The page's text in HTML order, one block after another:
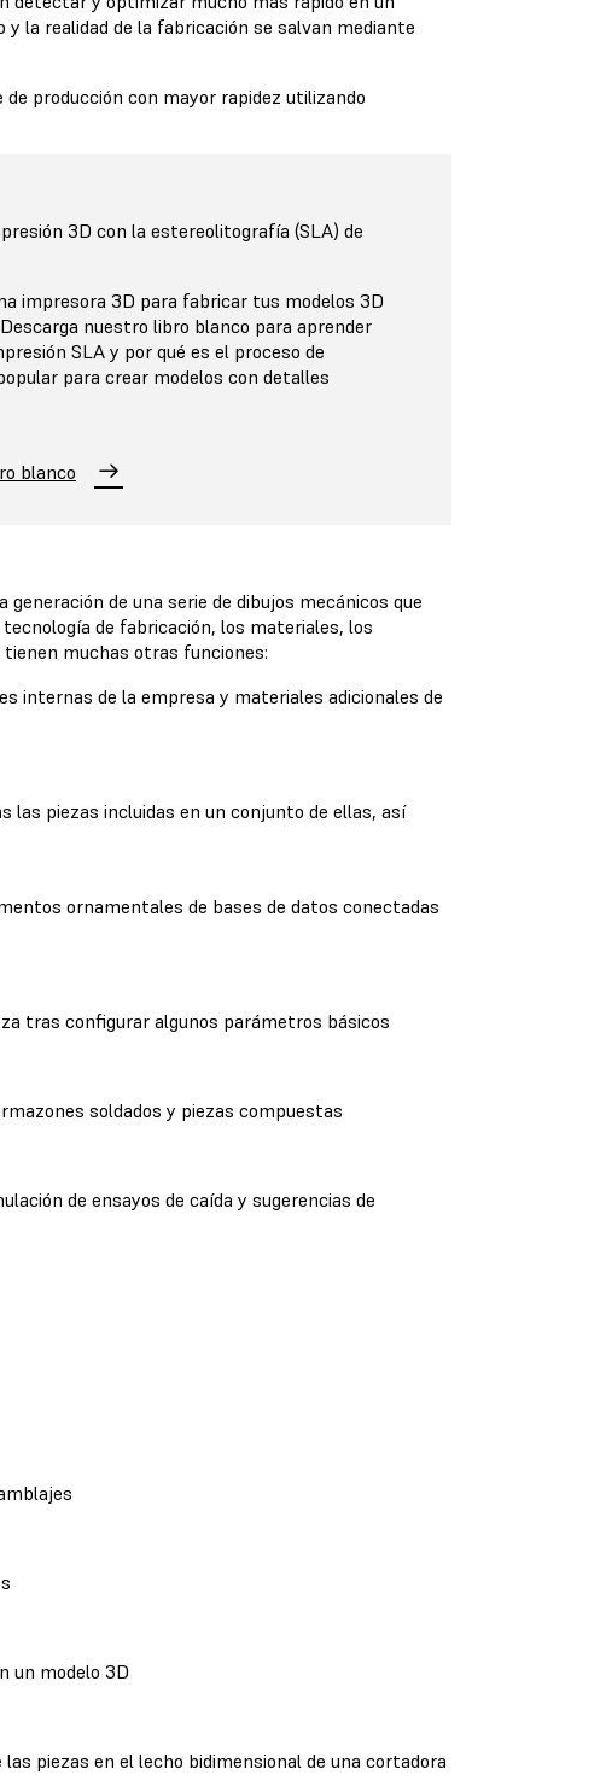
la realidad de la fabricación se salvan mediante
producción con mayor rapidez utilizando
3D con la estereolitografía (SLA) de
impresora 3D para fabricar tus modelos 3D
nuestro libro blanco para aprender
SLA y por qué es el proceso de
para crear modelos con detalles
blanco
de una serie de dibujos mecánicos que
de fabricación, los materiales, los
muchas otras funciones:
internas de la empresa y materiales adicionales de
piezas incluidas en un conjunto de ellas, así
ornamentales de bases de datos conectadas
tras configurar algunos parámetros básicos
soldados y piezas compuestas
de ensayos de caída y sugerencias de
un modelo 3D
piezas en el lecho bidimensional de una cortadora